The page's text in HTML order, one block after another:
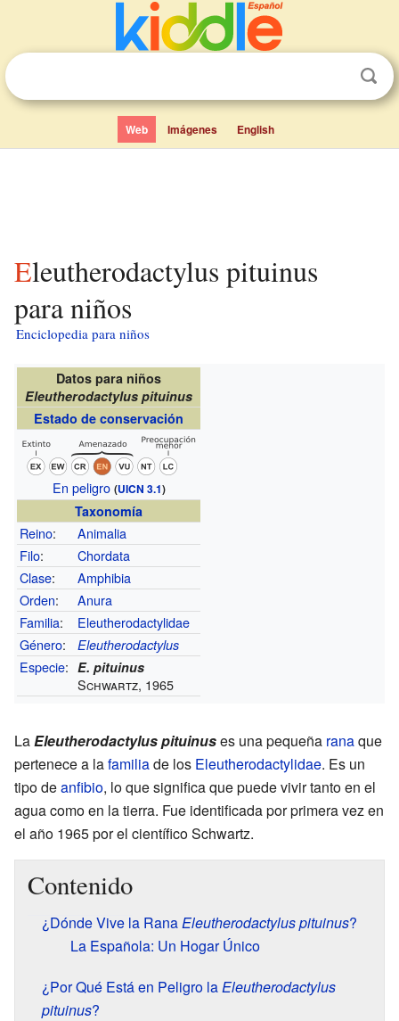
Web Imágenes English
Eleutherodactylus pituinus
para niños
Enciclopedia para niños
Datos para niños
Eleutherodactylus pituinus
Estado de conservación
En peligro (UICN 3.1)
Taxonomía
Reino:
Animalia
Filo:
Chordata
Clase:
Amphibia
Orden:
Anura
Familia:
Eleutherodactylidae
Género: Eleutherodactylus
Especie: E. pituinus
Schwartz, 1965
LaEleutherodactylus pituinuses una pequeña ranaque
pertenece a lafamiliade los Eleutherodactylidae. Es un
tipo deanfibio, lo que significa que puede vivir tanto en el
agua como en la tierra. Fue identificada por primera vez en
el año 1965 por el científico Schwartz.
Contenido
¿Dónde Vive la RanaEleutherodactylus pituinus?
La Española: Un Hogar Único
¿Por Qué Está en Peligro laEleutherodactylus
pituinus?